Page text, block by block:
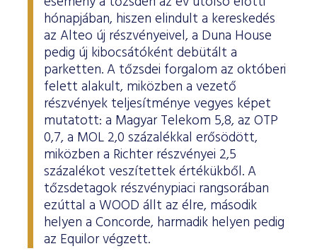
hónapjában, hiszen elindult a kereskedés
az Alteo új részvényeivel, a Duna House
pedig új kibocsátóként debütált a
parketten. A tőzsdei forgalom az októberi
felett alakult, miközben a vezető
részvények teljesítménye vegyes képet
mutatott: a Magyar Telekom 5,8, az OTP
0,7, a MOL 2,0 százalékkal erősödött,
miközben a Richter részvényei 2,5
százalékot veszítettek értékükből. A
tőzsdetagok részvénypiaci rangsorában
ezúttal a WOOD állt az élre, második
helyen a Concorde, harmadik helyen pedig
az Equilor végzett.